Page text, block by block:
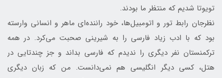
تویوتا شدیم که منتظر ما بودند.
نظرجان رابط تور و اتومبیل‌ها، خود راننده‌ای ماهر و انسانی وارسته
بود که با ادب زیاد فارسی را به شیرینی صحبت می‌کرد. در همه
ترکمنستان نفر دیگری را ندیدم که فارسی بداند و جز چندتایی در
هتل، کسی دیگر انگلیسی هم نمی‌دانست. من که زبان دیگری